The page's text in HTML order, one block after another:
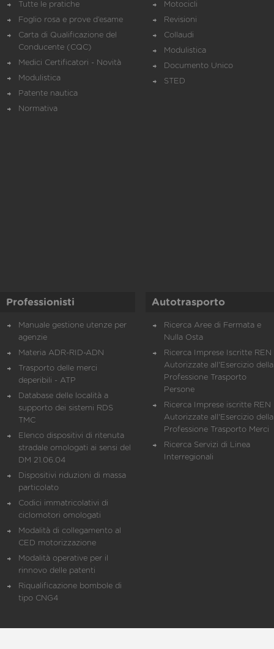
Tutte le pratiche
Foglio rosa e prove d’esame
Carta di Qualificazione del
Conducente (CQC)
Medici Certificatori - Novità
Modulistica
Patente nautica
Normativa
Motocicli
Revisioni
Collaudi
Modulistica
Documento Unico
STED
Professionisti
Manuale gestione utenze per
agenzie
Materia ADR-RID-ADN
Trasporto delle merci
deperibili - ATP
Database delle località a
supporto dei sistemi RDS
TMC
Elenco dispositivi di ritenuta
stradale omologati ai sensi del
DM 21.06.04
Dispositivi riduzioni di massa
particolato
Codici immatricolativi di
ciclomotori omologati
Modalità di collegamento al
CED motorizzazione
Modalità operative per il
rinnovo delle patenti
Riqualificazione bombole di
tipo CNG4
Autotrasporto
Ricerca Aree di Fermata e
Nulla Osta
Ricerca Imprese Iscritte REN
Autorizzate all'Esercizio della
Professione Trasporto
Persone
Ricerca Imprese iscritte REN
Autorizzate all'Esercizio della
Professione Trasporto Merci
Ricerca Servizi di Linea
Interregionali